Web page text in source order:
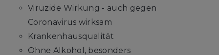
Viruzide Wirkung - auch gegen
Coronavirus wirksam
Krankenhausqualität
Ohne Alkohol, besonders